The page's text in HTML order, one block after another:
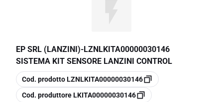
EP SRL (LANZINI)-LZNLKITA00000030146
SISTEMA KIT SENSORE LANZINI CONTROL
copia
Cod. prodottoLZNLKITA00000030146
copia
Cod. produttoreLKITA00000030146